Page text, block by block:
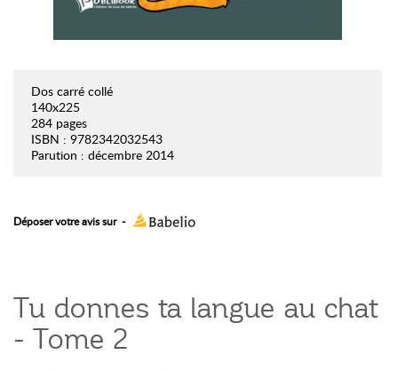
Dos carré collé
140x225
284 pages
ISBN : 9782342032543
Parution : décembre 2014
Déposer votre avis sur -
Tu donnes ta langue au chat
- Tome 2